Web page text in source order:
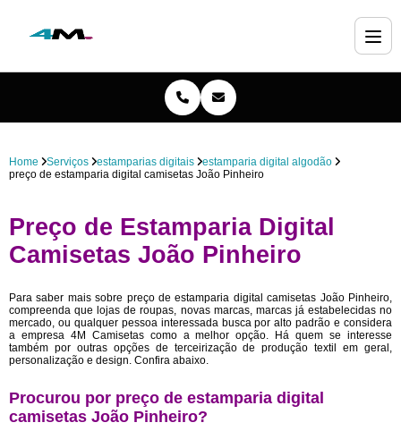
Home Serviços estamparias digitais
estamparia digital algodão
preço de estamparia digital camisetas João Pinheiro
Preço de Estamparia Digital
Camisetas João Pinheiro
Para saber mais sobre preço de estamparia digital camisetas João Pinheiro,
compreenda que lojas de roupas, novas marcas, marcas já estabelecidas no
mercado, ou qualquer pessoa interessada busca por alto padrão e considera
a empresa 4M Camisetas como a melhor opção. Há quem se interesse
também por outras opções de terceirização de produção textil em geral,
personalização e design. Confira abaixo.
Procurou por preço de estamparia digital
camisetas João Pinheiro?